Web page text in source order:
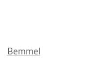
Bemmel